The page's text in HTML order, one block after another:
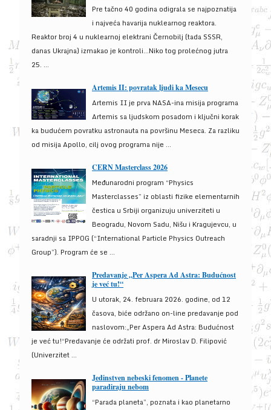
Pre tačno 40 godina odigrala se najpoznatija
i najveća havarija nuklearnog reaktora.
Reaktor broj 4 u nuklearnoj elektrani Černobilj (tada SSSR,
danas Ukrajna) izmakao je kontroli...Niko tog prolećnog jutra
25. ...
Artemis II: povratak ljudi ka Mesecu
Artemis II je prva NASA-ina misija programa
Artemis sa ljudskom posadom i ključni korak
ka budućem povratku astronauta na površinu Meseca. Za razliku
od misija Apollo, cilj ovog programa nije ...
CERN Masterclass 2026
Međunarodni program “Physics
Masterclasses” iz oblasti fizike elementarnih
čestica u Srbiji organizuju univerziteti u
Beogradu, Novom Sadu, Nišu i Kragujevcu, u
saradnji sa IPPOG (“International Particle Physics Outreach
Group”). Program će se ...
Predavanje „Per Aspera Ad Astra: Budućnost
je već tu!“
U utorak, 24. februara 2026. godine, od 12
časova, biće održano on-line predavanje pod
naslovom:„Per Aspera Ad Astra: Budućnost
je već tu!“Predavanje će održati prof. dr Miroslav D. Filipović
(Univerzitet ...
Jedinstven nebeski fenomen - Planete
paradiraju nebom
“Parada planeta”, poznata i kao planetarno